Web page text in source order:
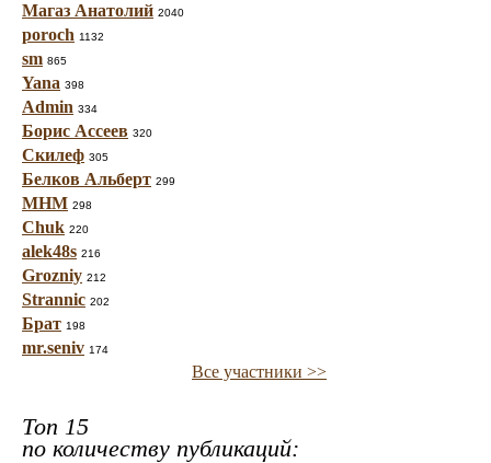
Магаз Анатолий 2040
poroch 1132
sm 865
Yana 398
Admin 334
Борис Ассеев 320
Скилеф 305
Белков Альберт 299
МНМ 298
Chuk 220
alek48s 216
Grozniy 212
Strannic 202
Брат 198
mr.seniv 174
Все участники >>
Топ 15
по количеству публикаций: